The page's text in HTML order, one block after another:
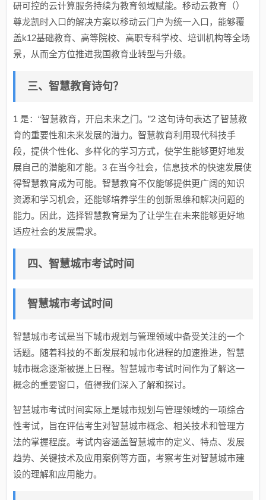
研可控的云计算服务持续为教育领域赋能。移动云教育（）
尊龙凯时入口的解决方案以移动云门户为统一入口，能够覆
盖k12基础教育、高等院校、高职专科学校、培训机构等全场
景，从而全方位推进我国教育业转型与升级。
三、智慧教育诗句？
1 是：“智慧教育，开启未来之门。”2 这句诗句表达了智慧教
育的重要性和未来发展的潜力。智慧教育利用现代科技手
段，提供个性化、多样化的学习方式，使学生能够更好地发
展自己的潜能和才能。3 在当今社会，信息技术的快速发展使
得智慧教育成为可能。智慧教育不仅能够提供更广阔的知识
资源和学习机会，还能够培养学生的创新思维和解决问题的
能力。因此，选择智慧教育是为了让学生在未来能够更好地
适应社会的发展需求。
四、智慧城市考试时间
智慧城市考试时间
智慧城市考试是当下城市规划与管理领域中备受关注的一个
话题。随着科技的不断发展和城市化进程的加速推进，智慧
城市概念逐渐被提上日程。智慧城市考试时间作为了解这一
概念的重要窗口，值得我们深入了解和探讨。
智慧城市考试时间实际上是城市规划与管理领域的一项综合
性考试，旨在评估考生对智慧城市概念、相关技术和管理方
法的掌握程度。考试内容涵盖智慧城市的定义、特点、发展
趋势、关键技术及应用案例等方面，考察考生对智慧城市建
设的理解和应用能力。